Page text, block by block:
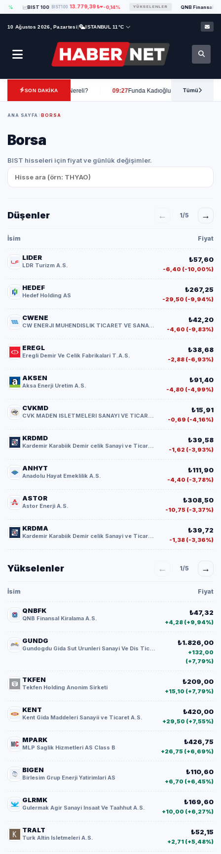
BIST 100 BIST100 13.779,39 ₺ -0,14% YÜKSELENLER QNB Finansal Kiralama
10 Ağustos 2026, Pazartesi| ISTANBUL 11°C
SON DAKİKA
Mı? Nereli? 09:27Funda Kadıoğlu Kimdir? Kaç Yaşında, Boyu,
Tümü
ANA SAYFA BORSA
Borsa
BIST hisseleri için fiyat ve günlük değişimler.
Düşenler ← 1/5 →
İsim Fiyat
LIDER
LDR Turizm A.S.
₺57,60
-6,40 (-10,00%)
HEDEF
Hedef Holding AS
₺267,25
-29,50 (-9,94%)
CWENE
CW ENERJI MUHENDISLIK TICARET VE SANAYI A.S.
₺42,20
-4,60 (-9,83%)
EREGL
Eregli Demir Ve Celik Fabrikalari T.A.S.
₺38,68
-2,88 (-6,93%)
AKSEN
Aksa Enerji Uretim A.S.
₺91,40
-4,80 (-4,99%)
CVKMD
CVK MADEN ISLETMELERI SANAYI VE TICARET A.S
₺15,91
-0,69 (-4,16%)
KRDMD
Kardemir Karabiik Demir celik Sanayi ve Ticaret A.S. Class D
₺39,58
-1,62 (-3,93%)
ANHYT
Anadolu Hayat Emeklilik A.S.
₺111,90
-4,40 (-3,78%)
ASTOR
Astor Enerji A.S.
₺308,50
-10,75 (-3,37%)
KRDMA
Kardemir Karabiik Demir celik Sanayi ve Ticaret A.S. Class A
₺39,72
-1,38 (-3,36%)
Yükselenler ← 1/5 →
İsim Fiyat
QNBFK
QNB Finansal Kiralama A.S.
₺47,32
+4,28 (+9,94%)
GUNDG
Gundogdu Gida Sut Urunleri Sanayi Ve Dis Ticaret AS
₺1.826,00
+132,00
(+7,79%)
TKFEN
Tekfen Holding Anonim Sirketi
₺209,00
+15,10 (+7,79%)
KENT
Kent Gida Maddeleri Sanayii ve Ticaret A.S.
₺420,00
+29,50 (+7,55%)
MPARK
MLP Saglik Hizmetleri AS Class B
₺426,75
+26,75 (+6,69%)
BIGEN
Birlesim Grup Enerji Yatirimlari AS
₺110,60
+6,70 (+6,45%)
GLRMK
Gulermak Agir Sanayi Insaat Ve Taahhut A.S.
₺169,60
+10,00 (+6,27%)
TRALT
Turk Altin Isletmeleri A.S.
₺52,15
+2,71 (+5,48%)